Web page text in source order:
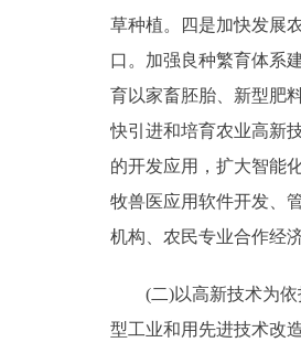
草种植。四是加快发展
口。加强良种繁育体系
育以家畜胚胎、新型肥
快引进和培育农业高新
的开发应用，扩大智能
牧兽医应用软件开发、
机构、农民专业合作经
(二)以高新技术为依
型工业和用先进技术改